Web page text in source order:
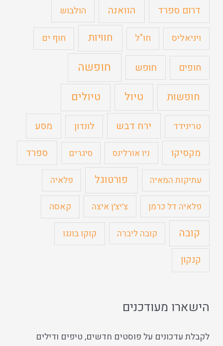
דרום ספרד הוואנה הולבוש
ויניאליס חו"ל חוויות חוף ים
חופים חופש חופשה
חופשות טיול טיולים
טרינידד ירח דבש לונדון
מסע
מקסיקו
ניו אורלינס סיגרים ספרד
עתיקות המאיה פורטוגל פלאיה
פלאיה דל כרמן צ'יצ'ן איצה קאסה
קובה קובה ליברה קוקו בונגו
קנקון
הישארו מעודכנים
לקבלת עדכונים על פוסטים חדשים, טיפים ודילים